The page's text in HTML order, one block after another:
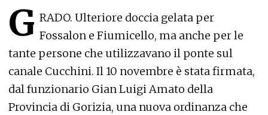
G RADO. Ulteriore doccia gelata per
Fossalon e Fiumicello, ma anche per le
tante persone che utilizzavano il ponte sul
canale Cucchini. Il 10 novembre è stata firmata,
dal funzionario Gian Luigi Amato della
Provincia di Gorizia, una nuova ordinanza che